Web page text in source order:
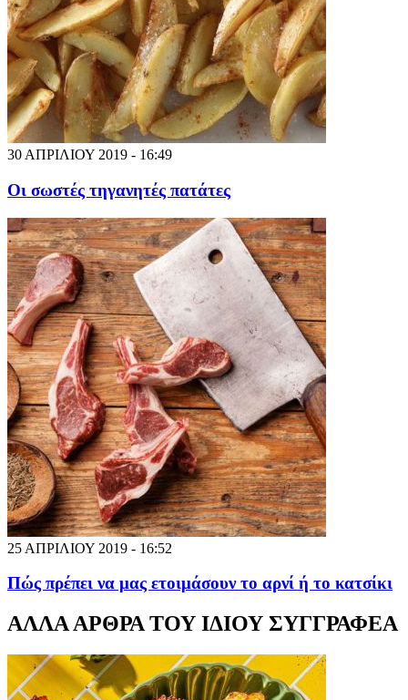
30 ΑΠΡΙΛΙΟΥ 2019 - 16:49
Οι σωστές τηγανητές πατάτες
25 ΑΠΡΙΛΙΟΥ 2019 - 16:52
Πώς πρέπει να μας ετοιμάσουν το αρνί ή το κατσίκι
ΑΛΛΑ ΑΡΘΡΑ ΤΟΥ ΙΔΙΟΥ ΣΥΓΓΡΑΦΕΑ